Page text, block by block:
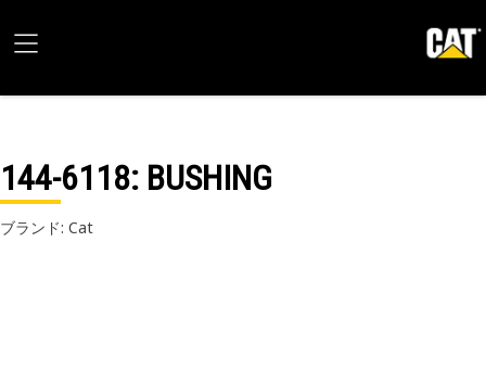
144-6118: BUSHING
ブランド: Cat